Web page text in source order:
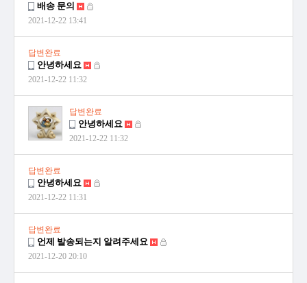
배송 문의
2021-12-22 13:41
답변완료
안녕하세요
2021-12-22 11:32
답변완료
안녕하세요
2021-12-22 11:32
답변완료
안녕하세요
2021-12-22 11:31
답변완료
언제 발송되는지 알려주세요
2021-12-20 20:10